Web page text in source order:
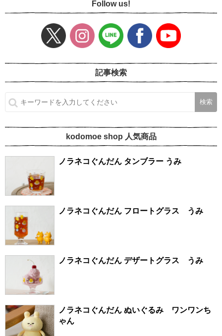
Follow us!
記事検索
kodomoe shop 人気商品
ノラネコぐんだん タンブラー うみ
ノラネコぐんだん フロートグラス うみ
ノラネコぐんだん デザートグラス うみ
ノラネコぐんだん ぬいぐるみ ワンワンち
ゃん